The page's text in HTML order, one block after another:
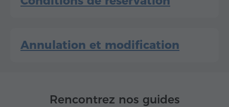
Annulation et modification
Rencontrez nos guides